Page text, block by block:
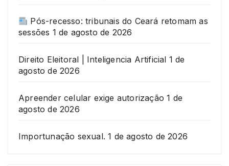
Pós-recesso: tribunais do Ceará retomam as
sessões 1 de agosto de 2026
Direito Eleitoral | Inteligencia Artificial 1 de
agosto de 2026
Apreender celular exige autorização 1 de
agosto de 2026
Importunação sexual. 1 de agosto de 2026